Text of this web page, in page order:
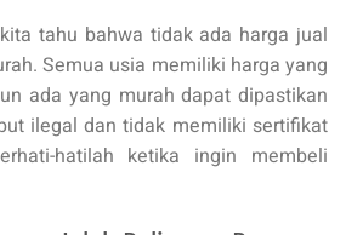
tahu bahwa tidak ada harga jual
Semua usia memiliki harga yang
ada yang murah dapat dipastikan
ilegal dan tidak memiliki sertifikat
hatilah ketika ingin membeli